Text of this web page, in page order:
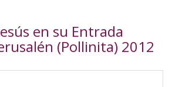
en su Entrada
(Pollinita) 2012